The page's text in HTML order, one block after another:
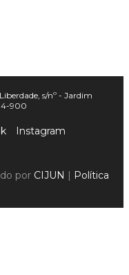
s/nº - Jardim
900
Instagram
por CIJUN | Política